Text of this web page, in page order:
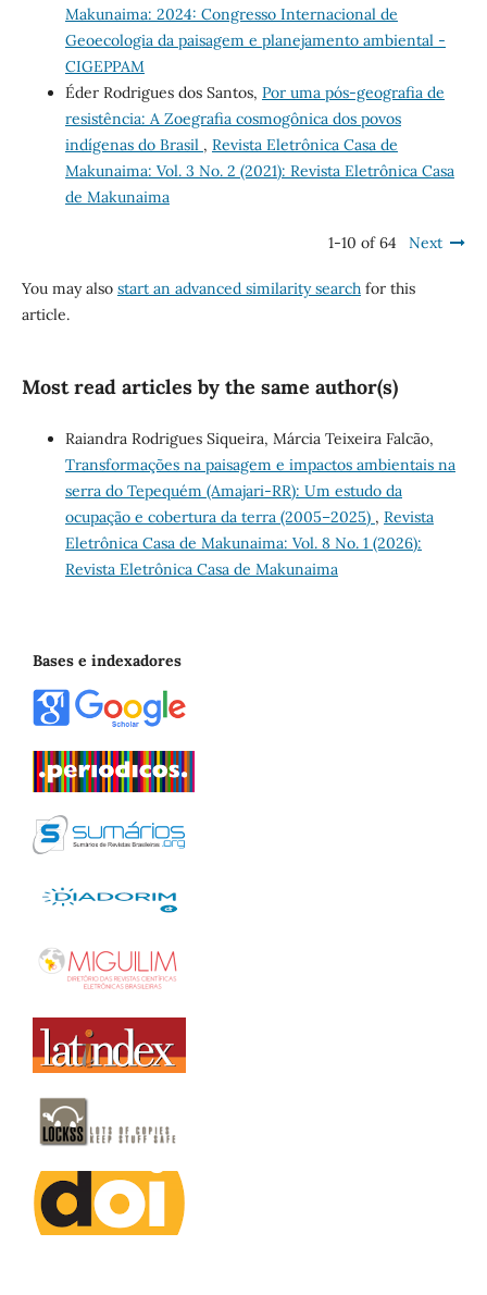
Makunaima: 2024: Congresso Internacional de
Geoecologia da paisagem e planejamento ambiental -
CIGEPPAM
Éder Rodrigues dos Santos, Por uma pós-geografia de
resistência: A Zoegrafia cosmogônica dos povos
indígenas do Brasil , Revista Eletrônica Casa de
Makunaima: Vol. 3 No. 2 (2021): Revista Eletrônica Casa
de Makunaima
1-10 of 64 Next
You may also start an advanced similarity searchfor this
article.
Most read articles by the same author(s)
Raiandra Rodrigues Siqueira, Márcia Teixeira Falcão,
Transformações na paisagem e impactos ambientais na
serra do Tepequém (Amajari-RR): Um estudo da
ocupação e cobertura da terra (2005–2025) , Revista
Eletrônica Casa de Makunaima: Vol. 8 No. 1 (2026):
Revista Eletrônica Casa de Makunaima
Bases e indexadores